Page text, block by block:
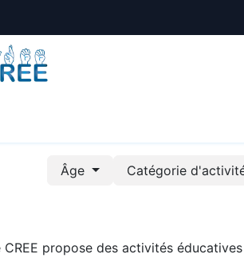
Âge Catégorie
CREE propose des activités